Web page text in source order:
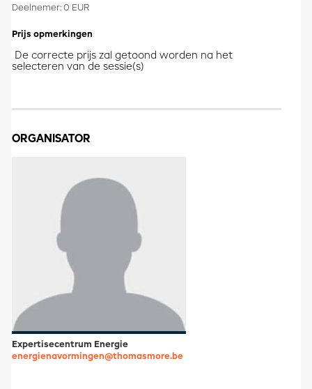
Deelnemer: 0 EUR
Prijs opmerkingen
De correcte prijs zal getoond worden na het
selecteren van de sessie(s)
ORGANISATOR
Expertisecentrum Energie
energienavormingen@thomasmore.be